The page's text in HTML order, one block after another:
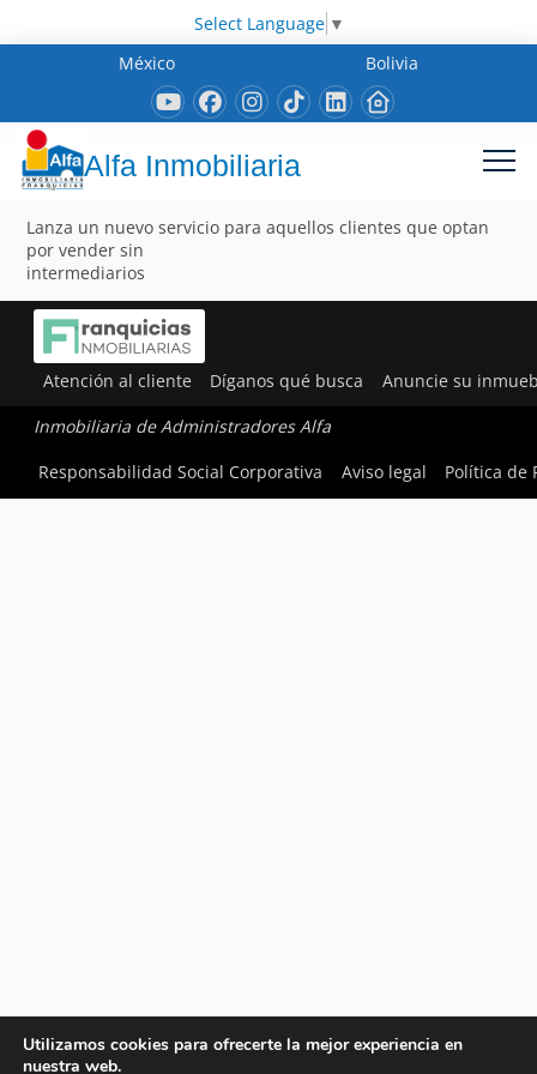
Select Language ▼
México
Bolivia
Alfa Inmobiliaria
Lanza un nuevo servicio para aquellos clientes que optan
por vender sin
intermediarios
Atención al cliente Díganos qué busca Anuncie su
Inmobiliaria de Administradores Alfa
Responsabilidad Social Corporativa
Aviso legal Política de
Utilizamos cookies para ofrecerte la mejor experiencia en
nuestra web.